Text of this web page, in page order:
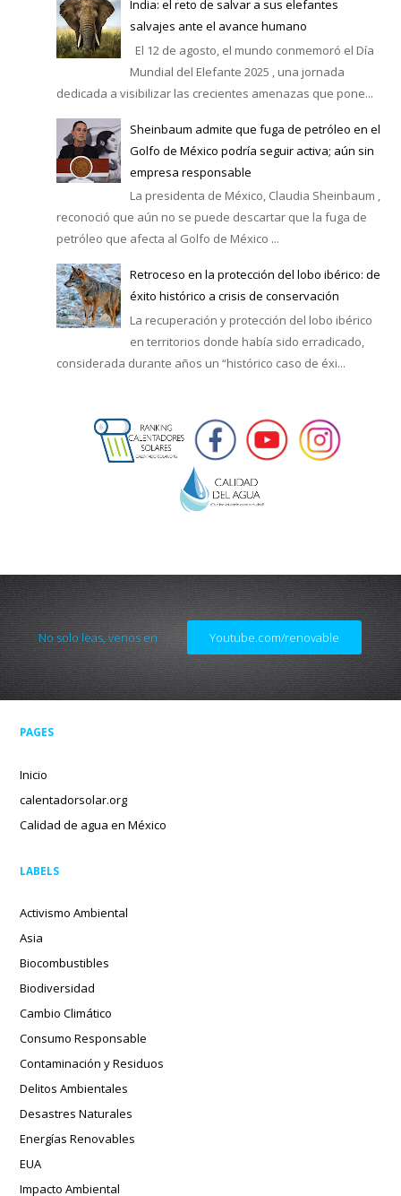
India: el reto de salvar a sus elefantes
salvajes ante el avance humano
El 12 de agosto, el mundo conmemoró el Día
Mundial del Elefante 2025 , una jornada
dedicada a visibilizar las crecientes amenazas que pone...
Sheinbaum admite que fuga de petróleo en el
Golfo de México podría seguir activa; aún sin
empresa responsable
La presidenta de México, Claudia Sheinbaum ,
reconoció que aún no se puede descartar que la fuga de
petróleo que afecta al Golfo de México ...
Retroceso en la protección del lobo ibérico: de
éxito histórico a crisis de conservación
La recuperación y protección del lobo ibérico
en territorios donde había sido erradicado,
considerada durante años un “histórico caso de éxi...
No solo leas, venos en Youtube.com/renovable
PAGES
Inicio
calentadorsolar.org
Calidad de agua en México
LABELS
Activismo Ambiental
Asia
Biocombustibles
Biodiversidad
Cambio Climático
Consumo Responsable
Contaminación y Residuos
Delitos Ambientales
Desastres Naturales
Energías Renovables
EUA
Impacto Ambiental